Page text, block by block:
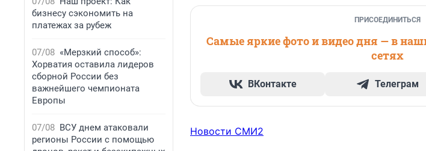
бизнесу сэкономить на
платежах за рубеж
07/08 «Мерзкий способ»:
Хорватия оставила лидеров
сборной России без
важнейшего чемпионата
Европы
07/08 ВСУ днем атаковали
регионы России с помощью
ПРИСОЕДИНИТЬСЯ
Самые яркие фото и видео дня — в
сетях
ВКонтакте Телеграм
Новости СМИ2